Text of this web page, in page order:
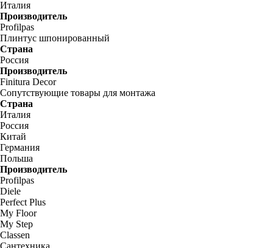
Италия
Производитель
Profilpas
Плинтус шпонированный
Страна
Россия
Производитель
Finitura Decor
Сопутствующие товары для монтажа
Страна
Италия
Россия
Китай
Германия
Польша
Производитель
Profilpas
Diele
Perfect Plus
My Floor
My Step
Classen
Сантехника